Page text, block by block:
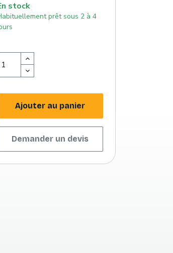
stock
prêt sous 2 à 4
Ajouter au panier
Demander un devis